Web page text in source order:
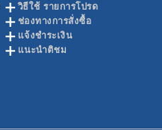
วิธีใช้ รายการโปรด
ช่องทางการสั่งซื้อ
แจ้งชำระเงิน
แนะนำติชม